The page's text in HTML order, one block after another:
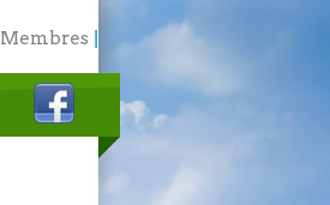
Membres
English